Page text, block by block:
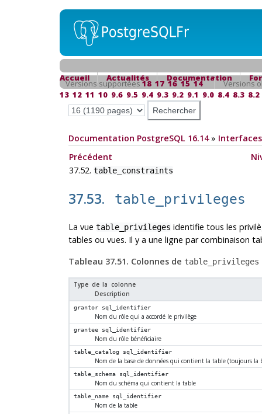
Accueil Actualités Documentation
Versions supportées18 17 16 15 14
Versions
13 12 11 10 9.6 9.5 9.4 9.3 9.2 9.1 9.0 8.4 8.3 8.2
Documentation PostgreSQL 16.14»
Précédent
37.52. table_constraints
37.53. table_privileges
La vue table_privileges identifie tous les
tables ou vues. Il y a une ligne par combinaison
Tableau 37.51. Colonnes de table_privileges
Type de la colonne
Description
grantor sql_identifier
Nom du rôle qui a accordé le privilège
grantee sql_identifier
Nom du rôle bénéficiaire
table_catalog sql_identifier
Nom de la base de données qui contient la table (toujours la
table_schema sql_identifier
Nom du schéma qui contient la table
table_name sql_identifier
Nom de la table